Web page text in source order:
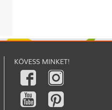
KÖVESS MINKET!